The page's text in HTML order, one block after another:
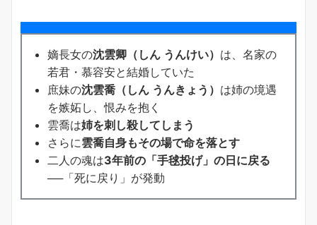
嫡長女の沈雲卿（しん うんけい） は、名家の
若君・慕容安と結婚していた
庶妹の沈雲喬（しん うんきょう） は姉の境遇
を嫉妬し、恨みを抱く
雲喬は姉を刺し殺してしまう
さらに雲喬自身もその場で命を落とす
二人の魂は3年前の「手毬投げ」の日に戻る
──「死に戻り」が発動